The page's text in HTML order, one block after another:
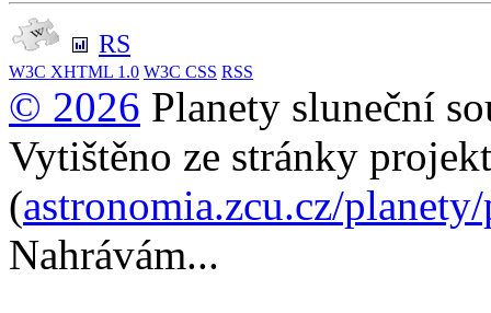
RS
W3C XHTML 1.0 W3C CSS RSS
© 2026 Planety sluneční
Vytištěno ze stránky
(astronomia.zcu.cz/
Nahrávám...